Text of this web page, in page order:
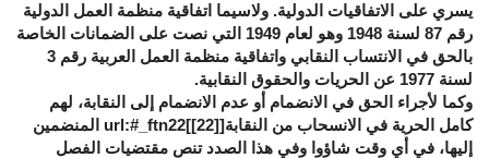
يسري على الاتفاقيات الدولية. ولاسيما اتفاقية منظمة العمل الدولية
رقم 87 لسنة 1948 وهو لعام 1949 التي نصت على الضمانات الخاصة
بالحق في الانتساب النقابي واتفاقية منظمة العمل العربية رقم 3
لسنة 1977 عن الحريات والحقوق النقابية.
وكما لأجراء الحق في الانضمام أو عدم الانضمام إلى النقابة، لهم
كامل الحرية في الانسحاب من النقابة[[22]
]url:#_ftn22 المنضمين
إليها، في أي وقت شاؤوا وفي هذا الصدد تنص مقتضيات الفصل